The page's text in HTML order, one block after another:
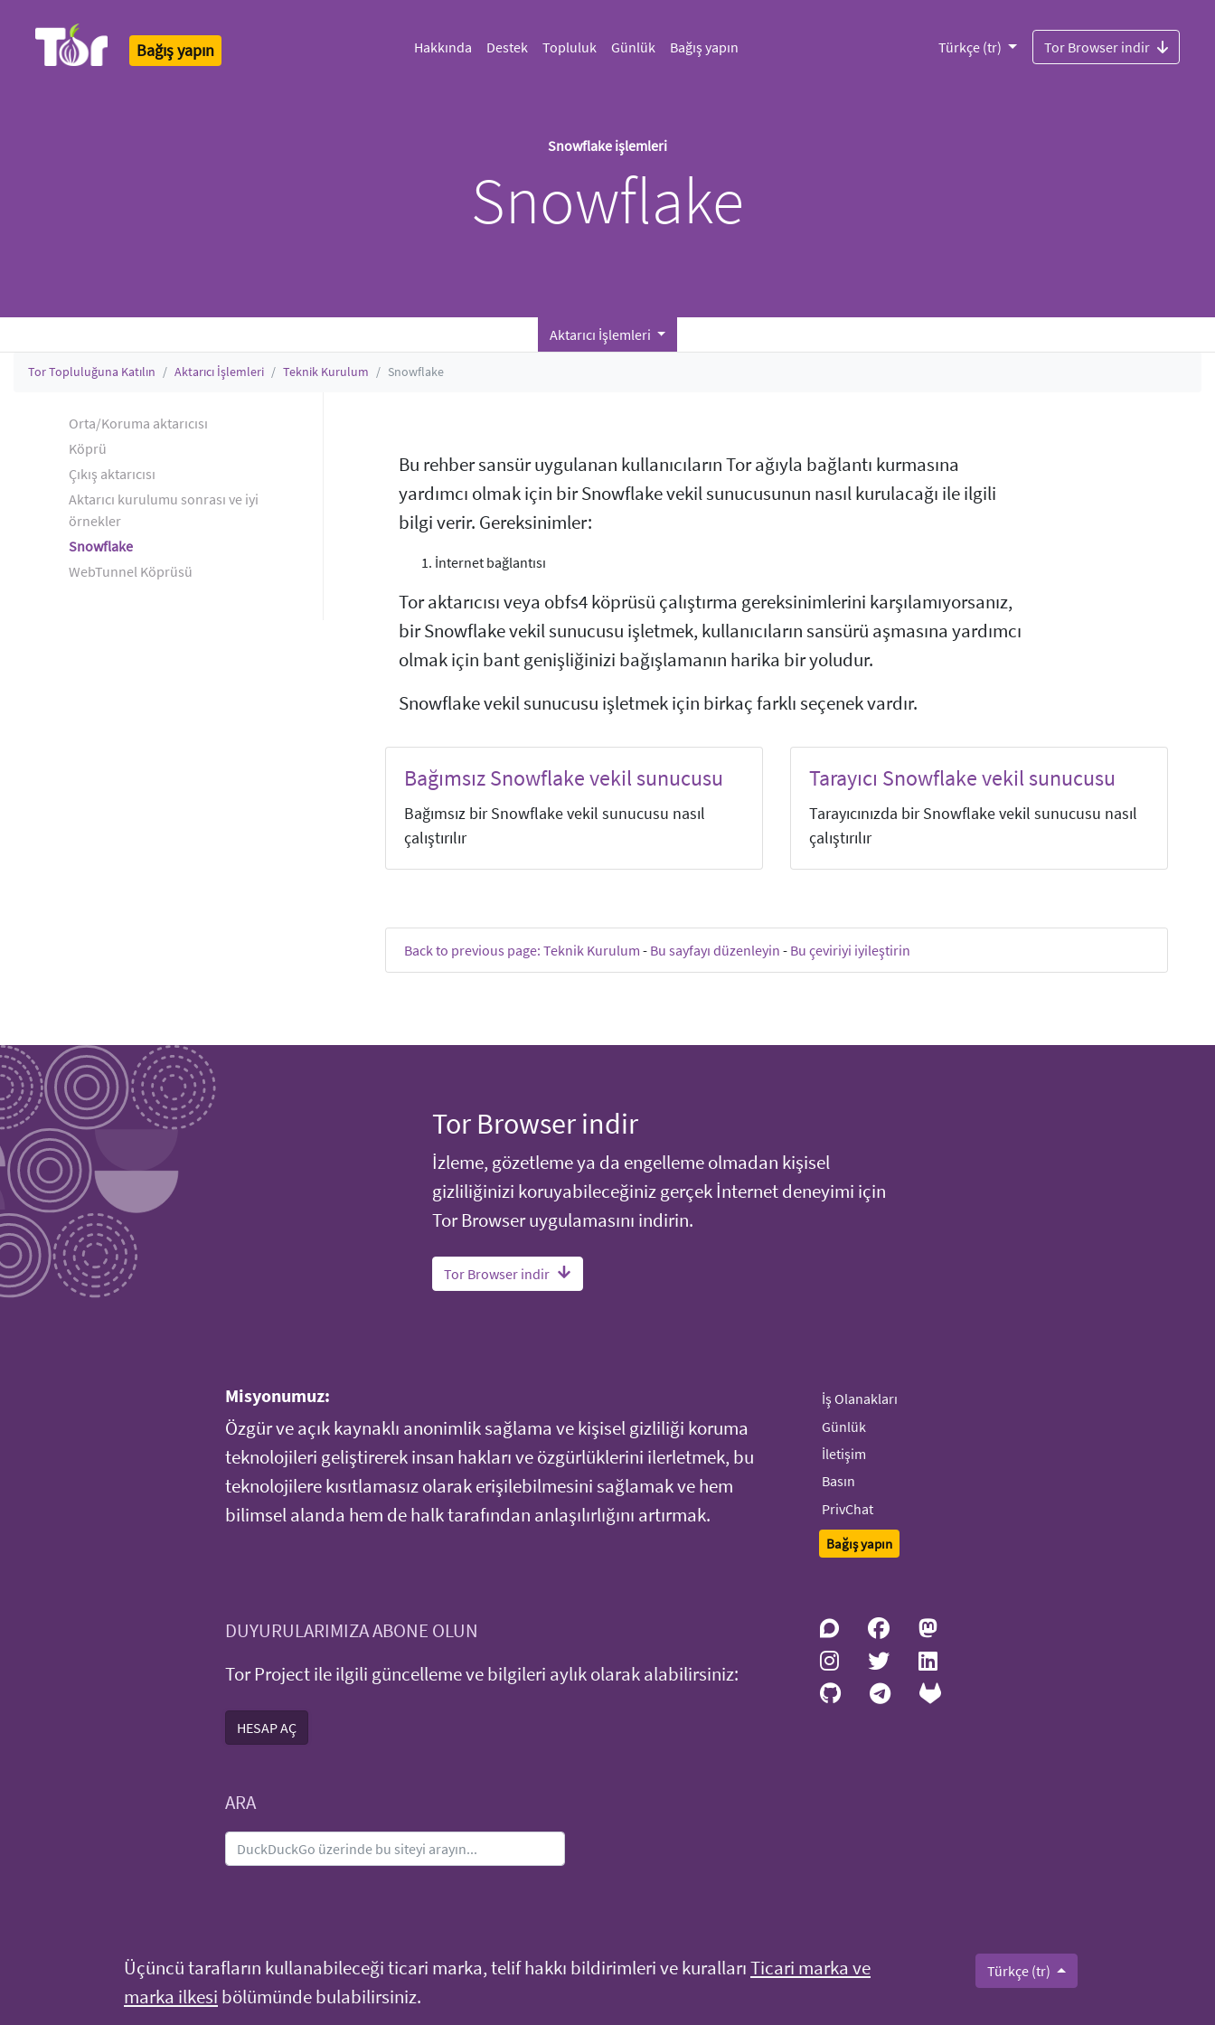
Bağış yapın Hakkında Destek Topluluk Günlük Bağış yapın Türkçe (tr) Tor Browser indir
Snowflake işlemleri
Snowflake
Aktarıcı İşlemleri
Tor Topluluğuna Katılın Aktarıcı İşlemleri Teknik Kurulum Snowflake
Orta/Koruma aktarıcısı
Köprü
Çıkış aktarıcısı
Aktarıcı kurulumu sonrası ve iyi
örnekler
Snowflake
WebTunnel Köprüsü
Bu rehber sansür uygulanan kullanıcıların Tor ağıyla bağlantı kurmasına
yardımcı olmak için bir Snowflake vekil sunucusunun nasıl kurulacağı ile ilgili
bilgi verir. Gereksinimler:
İnternet bağlantısı
Tor aktarıcısı veya obfs4 köprüsü çalıştırma gereksinimlerini karşılamıyorsanız,
bir Snowflake vekil sunucusu işletmek, kullanıcıların sansürü aşmasına yardımcı
olmak için bant genişliğinizi bağışlamanın harika bir yoludur.
Snowflake vekil sunucusu işletmek için birkaç farklı seçenek vardır.
Bağımsız Snowflake vekil sunucusu
Bağımsız bir Snowflake vekil sunucusu nasıl
çalıştırılır
Tarayıcı Snowflake vekil sunucusu
Tarayıcınızda bir Snowflake vekil sunucusu nasıl
çalıştırılır
Back to previous page: Teknik Kurulum - Bu sayfayı düzenleyin - Bu çeviriyi iyileştirin
Tor Browser indir
İzleme, gözetleme ya da engelleme olmadan kişisel
gizliliğinizi koruyabileceğiniz gerçek İnternet deneyimi için
Tor Browser uygulamasını indirin.
Tor Browser indir
Misyonumuz:
Özgür ve açık kaynaklı anonimlik sağlama ve kişisel gizliliği koruma
teknolojileri geliştirerek insan hakları ve özgürlüklerini ilerletmek, bu
teknolojilere kısıtlamasız olarak erişilebilmesini sağlamak ve hem
bilimsel alanda hem de halk tarafından anlaşılırlığını artırmak.
İş Olanakları
Günlük
İletişim
Basın
PrivChat
Bağış yapın
DUYURULARIMIZA ABONE OLUN
Tor Project ile ilgili güncelleme ve bilgileri aylık olarak alabilirsiniz:
HESAP AÇ
ARA
Üçüncü tarafların kullanabileceği ticari marka, telif hakkı bildirimleri ve kurallarıTicari marka ve
marka ilkesi bölümünde bulabilirsiniz.
Türkçe (tr)